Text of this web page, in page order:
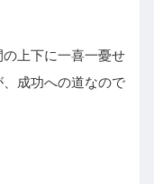
上下に一喜一憂せ
成功への道なので